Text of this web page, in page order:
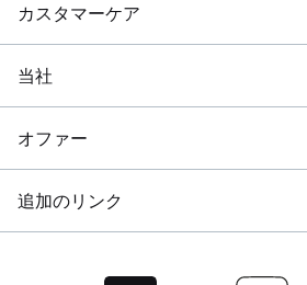
カスタマーケア
当社
オファー
追加のリンク